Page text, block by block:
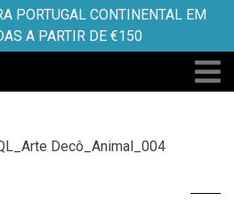
PORTUGAL CONTINENTAL EM
A PARTIR DE €150
Decô_Animal_004